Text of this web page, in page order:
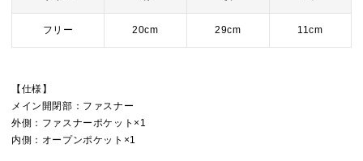
フリー 20cm 29cm 11cm
【仕様】
メイン開閉部：ファスナー
外側：ファスナーポケット×1
内側：オープンポケット×1